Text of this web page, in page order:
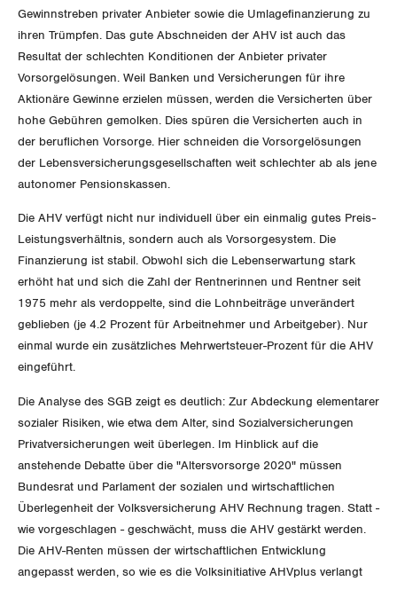
International
Schweiz
Landesstreik
SERVICE
NEWSLETTER
BROSCHÜREN/BÜCHER
Bestellformular
DER SGB
WIR ÜBER UNS
GREMIEN
Vorstand
Präsidialausschuss
Feministische Kommission
Jugendkommission
Migrationskommission
Queer-Kommission
Rentner:innen-Kommission
Aargau
Beide Basel
Bern
Freiburg
Genf
Glarus
Graubünden
AGENDA
Medien
Publikationen
Artikel
Dossier
Vernehmlassungen
Bücher/Broschüren
Blog
Blog Daniel Lampart
Der Europa-Blog
Gewinnstreben privater Anbieter sowie die Umlagefinanzierung zu
ihren Trümpfen. Das gute Abschneiden der AHV ist auch das
Resultat der schlechten Konditionen der Anbieter privater
Vorsorgelösungen. Weil Banken und Versicherungen für ihre
Aktionäre Gewinne erzielen müssen, werden die Versicherten über
hohe Gebühren gemolken. Dies spüren die Versicherten auch in
der beruflichen Vorsorge. Hier schneiden die Vorsorgelösungen
der Lebensversicherungsgesellschaften weit schlechter ab als jene
autonomer Pensionskassen.
Die AHV verfügt nicht nur individuell über ein einmalig gutes Preis-
Leistungsverhältnis, sondern auch als Vorsorgesystem. Die
Finanzierung ist stabil. Obwohl sich die Lebenserwartung stark
erhöht hat und sich die Zahl der Rentnerinnen und Rentner seit
1975 mehr als verdoppelte, sind die Lohnbeiträge unverändert
geblieben (je 4.2 Prozent für Arbeitnehmer und Arbeitgeber). Nur
einmal wurde ein zusätzliches Mehrwertsteuer-Prozent für die AHV
eingeführt.
Die Analyse des SGB zeigt es deutlich: Zur Abdeckung elementarer
sozialer Risiken, wie etwa dem Alter, sind Sozialversicherungen
Privatversicherungen weit überlegen. Im Hinblick auf die
anstehende Debatte über die "Altersvorsorge 2020" müssen
Bundesrat und Parlament der sozialen und wirtschaftlichen
Überlegenheit der Volksversicherung AHV Rechnung tragen. Statt -
wie vorgeschlagen - geschwächt, muss die AHV gestärkt werden.
Die AHV-Renten müssen der wirtschaftlichen Entwicklung
angepasst werden, so wie es die Volksinitiative AHVplus verlangt